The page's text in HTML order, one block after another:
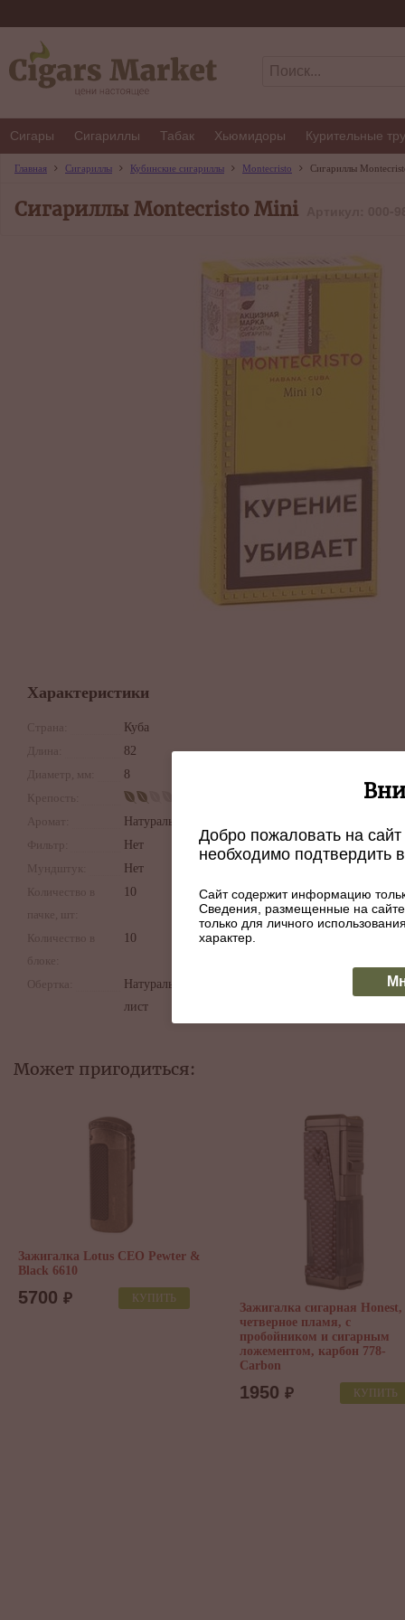
Сигары Сигариллы Табак Хьюмидоры Курительные
Главная Сигариллы Кубинские сигариллы Montecristo Сигариллы
Сигариллы Montecristo Mini
Характеристики
Страна:
Куба
Длина:
82
Диаметр, мм:
8
Крепость:
Аромат:
Натуральный
Фильтр:
Нет
Мундштук:
Нет
Количество в
пачке, шт:
10
Количество в
блоке:
10
Обертка:
Натуральный
лист
Может пригодиться:
Зажигалка Lotus CEO Pewter &
Black 6610
5700 ₽ КУПИТЬ
Зажигалка сигарная Honest,
четверное пламя, с
пробойником и сигарным
ложементом, карбон 778-
Carbon
1950 ₽ КУПИТЬ
Добро пожаловать на
необходимо подтвердить
Сайт содержит информацию
Сведения, размещенные на
только для личного
характер.